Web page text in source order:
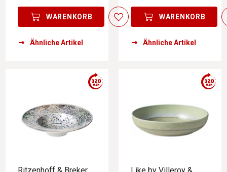
WARENKORB
Ähnliche Artikel
WARENKORB
Ähnliche Artikel
Ritzenhoff & Breker Like by Villeroy &